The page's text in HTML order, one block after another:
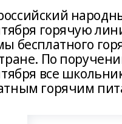
горячую
бесплатного
По
все
горячим